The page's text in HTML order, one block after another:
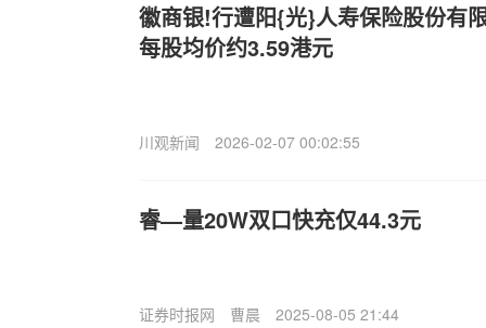
徽商银!行遭阳{光}人寿保险股份有
每股均价约3.59港元
川观新闻 2026-02-07 00:02:55
睿—量20W双口快充仅44.3元
证券时报网 曹晨 2025-08-05 21:44